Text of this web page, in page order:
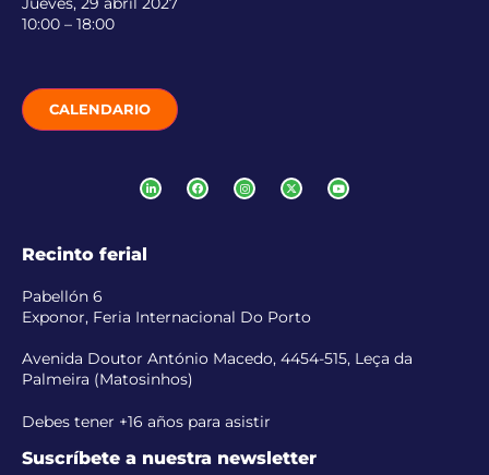
10:00 – 18:00
CALENDARIO
Recinto ferial
Pabellón 6
Exponor, Feria Internacional Do Porto
Avenida Doutor António Macedo, 4454-515, Leça da
Palmeira (Matosinhos)
Debes tener +16 años para asistir
Suscríbete a nuestra newsletter